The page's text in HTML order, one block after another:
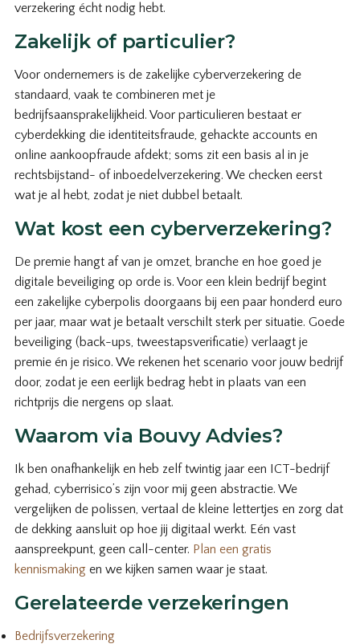
verzekering écht nodig hebt.
Zakelijk of particulier?
Voor ondernemers is de zakelijke cyberverzekering de
standaard, vaak te combineren met je
bedrijfsaansprakelijkheid. Voor particulieren bestaat er
cyberdekking die identiteitsfraude, gehackte accounts en
online aankoopfraude afdekt; soms zit een basis al in je
rechtsbijstand- of inboedelverzekering. We checken eerst
wat je al hebt, zodat je niet dubbel betaalt.
Wat kost een cyberverzekering?
De premie hangt af van je omzet, branche en hoe goed je
digitale beveiliging op orde is. Voor een klein bedrijf begint
een zakelijke cyberpolis doorgaans bij een paar honderd euro
per jaar, maar wat je betaalt verschilt sterk per situatie. Goede
beveiliging (back-ups, tweestapsverificatie) verlaagt je
premie én je risico. We rekenen het scenario voor jouw bedrijf
door, zodat je een eerlijk bedrag hebt in plaats van een
richtprijs die nergens op slaat.
Waarom via Bouvy Advies?
Ik ben onafhankelijk en heb zelf twintig jaar een ICT-bedrijf
gehad, cyberrisico’s zijn voor mij geen abstractie. We
vergelijken de polissen, vertaal de kleine lettertjes en zorg dat
de dekking aansluit op hoe jij digitaal werkt. Eén vast
aanspreekpunt, geen call-center. Plan een gratis
kennismaking en we kijken samen waar je staat.
Gerelateerde verzekeringen
Bedrijfsverzekering